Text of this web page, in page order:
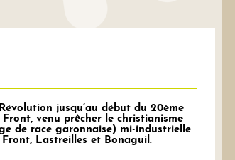
jusqu’au début du 20ème
venu prêcher le christianisme
de race garonnaise) mi-industrielle
Lastreilles et Bonaguil.